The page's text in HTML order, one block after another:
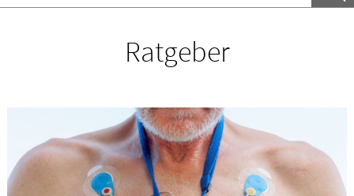
Krankheiten & Therapie
Ratgeber